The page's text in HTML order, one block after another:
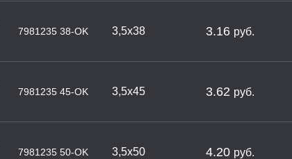
7981235 38-OK 3,5х38 3.16 руб.
7981235 45-OK 3,5х45 3.62 руб.
7981235 50-OK 3,5х50 4.20 руб.